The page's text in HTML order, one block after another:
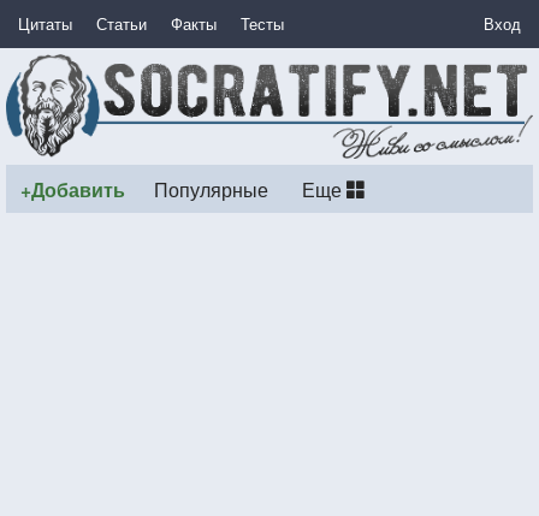
Цитаты Статьи Факты Тесты Вход
+Добавить Популярные Еще